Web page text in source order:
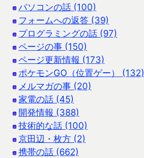
パソコンの話 (100)
フォームへの返答 (39)
プログラミングの話 (97)
ページの事 (150)
ページ更新情報 (173)
ポケモンGO（位置ゲー） (132)
メルマガの事 (20)
家電の話 (45)
開発情報 (388)
技術的な話 (100)
京田辺・枚方 (2)
携帯の話 (662)